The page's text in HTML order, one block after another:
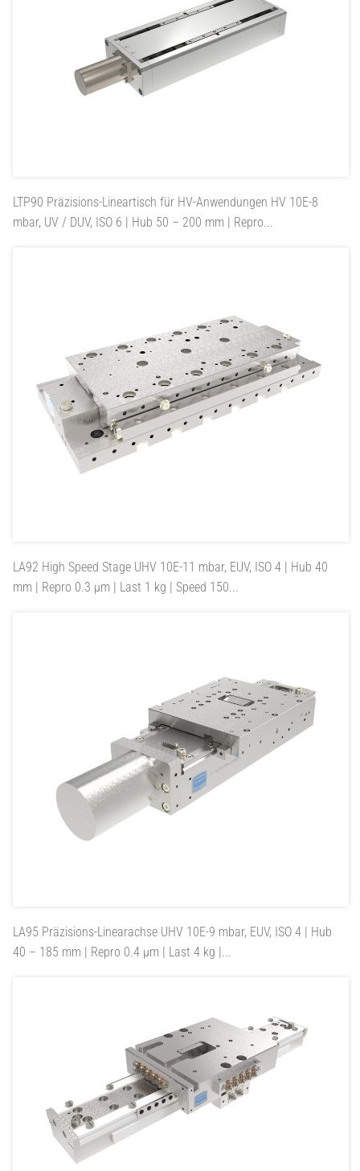
LTP90 Präzisions-Lineartisch für HV-Anwendungen HV 10E-8
mbar, UV / DUV, ISO 6 | Hub 50 – 200 mm | Repro...
LA92 High Speed Stage UHV 10E-11 mbar, EUV, ISO 4 | Hub 40
mm | Repro 0.3 µm | Last 1 kg | Speed 150...
LA95 Präzisions-Linearachse UHV 10E-9 mbar, EUV, ISO 4 | Hub
40 – 185 mm | Repro 0.4 µm | Last 4 kg |...